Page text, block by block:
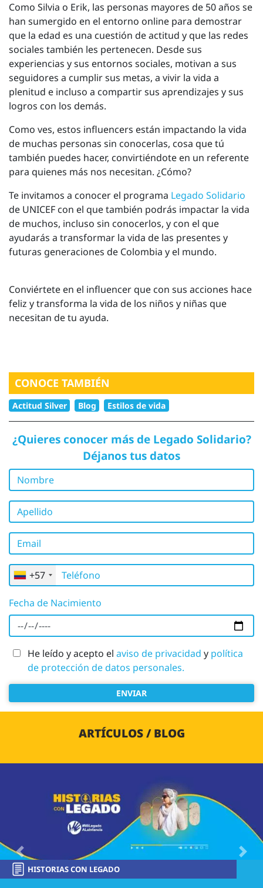
Como Silvia o Erik, las personas mayores de 50 años se
han sumergido en el entorno online para demostrar
que la edad es una cuestión de actitud y que las redes
sociales también les pertenecen. Desde sus
experiencias y sus entornos sociales, motivan a sus
seguidores a cumplir sus metas, a vivir la vida a
plenitud e incluso a compartir sus aprendizajes y sus
logros con los demás.
Como ves, estos influencers están impactando la vida
de muchas personas sin conocerlas, cosa que tú
también puedes hacer, convirtiéndote en un referente
para quienes más nos necesitan. ¿Cómo?
Te invitamos a conocer el programa Legado Solidario
de UNICEF con el que también podrás impactar la vida
de muchos, incluso sin conocerlos, y con el que
ayudarás a transformar la vida de las presentes y
futuras generaciones de Colombia y el mundo.
Conviértete en el influencer que con sus acciones hace
feliz y transforma la vida de los niños y niñas que
necesitan de tu ayuda.
CONOCE TAMBIÉN
Actitud Silver Blog Estilos de vida
¿Quieres conocer más de Legado Solidario?
Déjanos tus datos
Nombre
Apellido
Email
Teléfono
+57
Fecha de Nacimiento
He leído y acepto el aviso de privacidad y política
de protección de datos personales.
ENVIAR
ARTÍCULOS / BLOG
HISTORIAS CON LEGADO
Previous Next